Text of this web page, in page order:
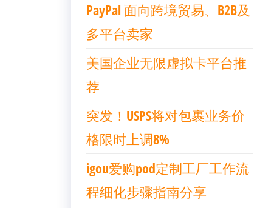
PayPal 面向跨境贸易、B2B及
多平台卖家
美国企业无限虚拟卡平台推
荐
突发！USPS将对包裹业务价
格限时上调8%
igou爱购pod定制工厂工作流
程细化步骤指南分享